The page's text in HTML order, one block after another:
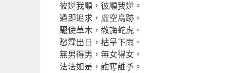
彼逆我順，彼順我逆。
過即追求，虛空鳥跡。
驅使草木，教誨蛇虎。
愁霖出日，枯旱下雨。
無男得男，無女得女。
法法如是，誰奪誰予。